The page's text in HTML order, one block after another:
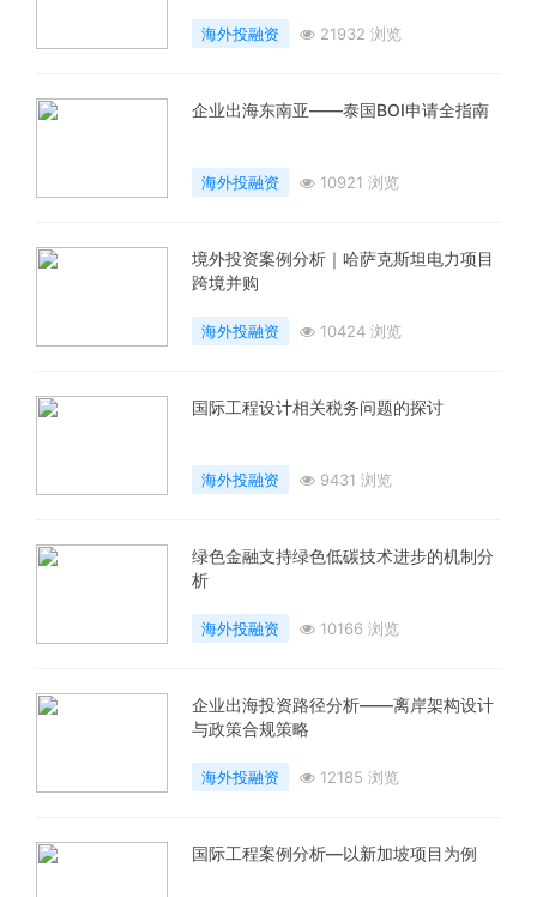
海外投融资 21932 浏览
企业出海东南亚——泰国BOI申请全指南
海外投融资 10921 浏览
境外投资案例分析｜哈萨克斯坦电力项目
跨境并购
海外投融资 10424 浏览
国际工程设计相关税务问题的探讨
海外投融资 9431 浏览
绿色金融支持绿色低碳技术进步的机制分
析
海外投融资 10166 浏览
企业出海投资路径分析——离岸架构设计
与政策合规策略
海外投融资 12185 浏览
国际工程案例分析—以新加坡项目为例